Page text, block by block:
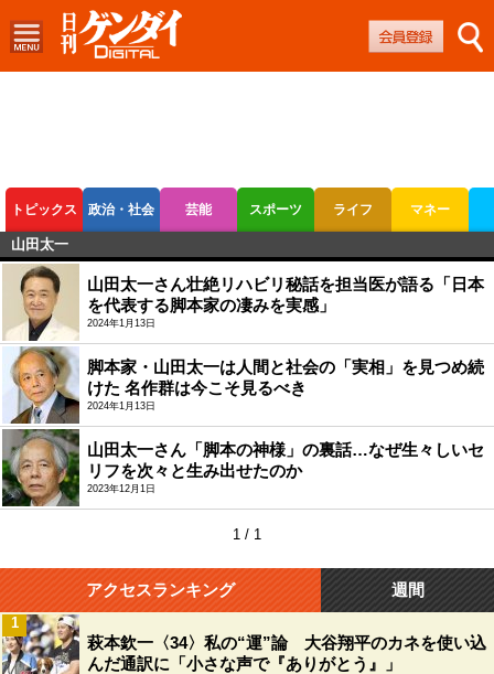
トピックス 政治・社会 芸能 スポーツ ライフ マネー
ボートレース
山田太一
山田太一さん壮絶リハビリ秘話を担当医が語る「日本
を代表する脚本家の凄みを実感」
2024年1月13日
脚本家・山田太一は人間と社会の「実相」を見つめ続
けた 名作群は今こそ見るべき
2024年1月13日
山田太一さん「脚本の神様」の裏話…なぜ生々しいセ
リフを次々と生み出せたのか
2023年12月1日
1 / 1
アクセスランキング 週間
萩本欽一〈34〉私の“運”論 大谷翔平のカネを使い込
んだ通訳に「小さな声で『ありがとう』」
1